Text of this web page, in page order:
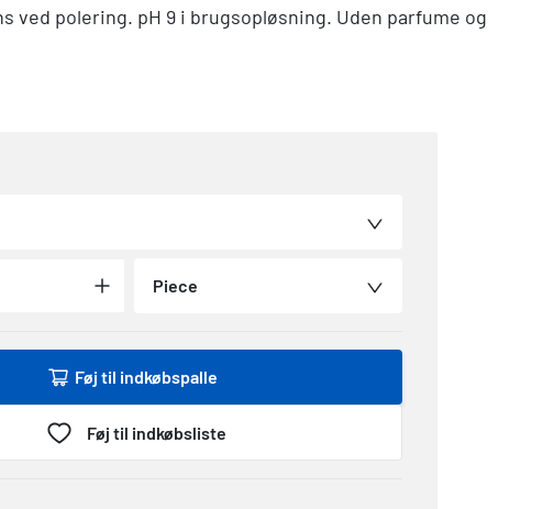
ved polering. pH 9 i brugsopløsning. Uden parfume og
Piece
Føj til indkøbspalle
Føj til indkøbsliste